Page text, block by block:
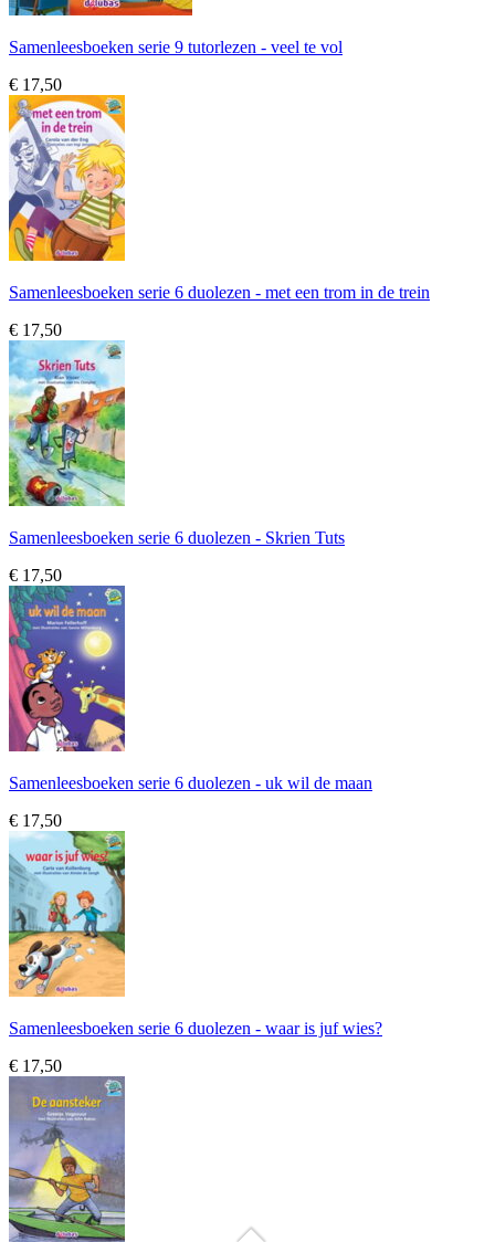
Samenleesboeken serie 9 tutorlezen - veel te vol
€ 17,50
Samenleesboeken serie 6 duolezen - met een trom in de trein
€ 17,50
Samenleesboeken serie 6 duolezen - Skrien Tuts
€ 17,50
Samenleesboeken serie 6 duolezen - uk wil de maan
€ 17,50
Samenleesboeken serie 6 duolezen - waar is juf wies?
€ 17,50